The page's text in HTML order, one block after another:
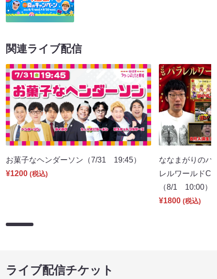
関連ライブ配信
お菓子なヘンダーソン（7/31 19:45）
¥1200 (税込)
ななまがりのパ
レルワールド
（8/1 10:00）
¥1800 (税込)
ライブ配信チケット